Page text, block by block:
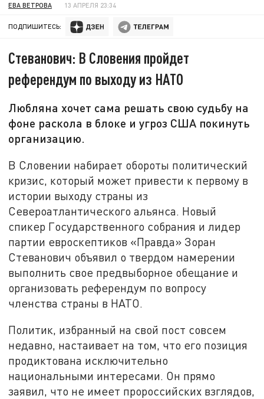
ЕВА ВЕТРОВА 13 АПРЕЛЯ 23:34
ПОДПИШИТЕСЬ:
Стеванович: В Словения пройдет
референдум по выходу из НАТО
Любляна хочет сама решать свою судьбу на
фоне раскола в блоке и угроз США покинуть
организацию.
В Словении набирает обороты политический
кризис, который может привести к первому в
истории выходу страны из
Североатлантического альянса. Новый
спикер Государственного собрания и лидер
партии евроскептиков «Правда» Зоран
Стеванович объявил о твердом намерении
выполнить свое предвыборное обещание и
организовать референдум по вопросу
членства страны в НАТО.
Политик, избранный на свой пост совсем
недавно, настаивает на том, что его позиция
продиктована исключительно
национальными интересами. Он прямо
заявил, что не имеет пророссийских взглядов,